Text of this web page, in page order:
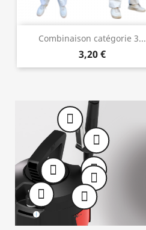
Combinaison catégorie 3...
3,20 €